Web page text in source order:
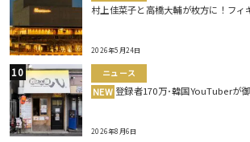
村上佳菜子と高橋大輔が枚方に！フィ
2026年5月24日
ニュース
NEW 登録者170万･韓国YouTuberが
2026年8月6日